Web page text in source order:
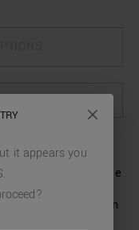
et lin
contrastante.
agréable
les plus chaudes.
coupe ajustée, un
it appears you
.